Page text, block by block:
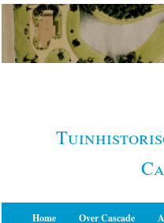
Spring
naar
primaire
Home Over Cascade